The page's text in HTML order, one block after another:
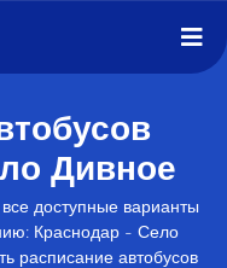
Дивное
доступные варианты
Краснодар - Село
расписание автобусов